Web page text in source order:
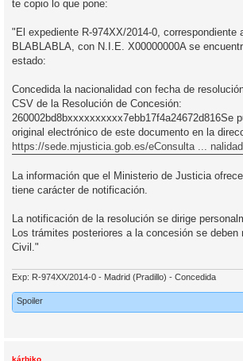
te copio lo que pone:
"El expediente R-974XX/2014-0, correspondiente
BLABLABLA, con N.I.E. X00000000A se
estado:
Concedida la nacionalidad con fecha de
CSV de la Resolución de Concesión:
260002bd8bxxxxxxxxxx7ebb17f4a24672d816Se
original electrónico de este documento en la
https://sede.mjusticia.gob.es/eConsulta ...
La información que el Ministerio de Justicia
tiene carácter de notificación.
La notificación de la resolución se dirige
Los trámites posteriores a la concesión se deben
Civil."
Exp: R-974XX/2014-0 - Madrid (Pradillo) - Concedida
Spoiler
kárbiko